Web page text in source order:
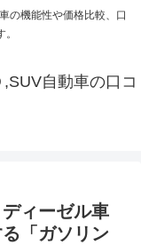
の機能性や価格比較、口
自動車の口コ
ディーゼル車
「ガソリン